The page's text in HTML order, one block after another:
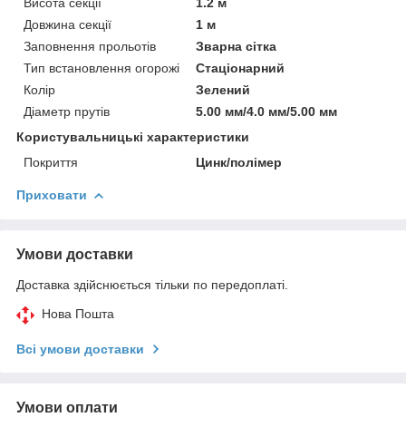
Довжина секції
1 м
Заповнення прольотів
Зварна сітка
Тип встановлення огорожі
Стаціонарний
Колір
Зелений
Діаметр прутів
5.00 мм/4.0 мм/5.00 мм
Користувальницькі характеристики
Покриття
Цинк/полімер
Приховати
Умови доставки
Доставка здійснюється тільки по передоплаті.
Нова Пошта
Всі умови доставки
Умови оплати